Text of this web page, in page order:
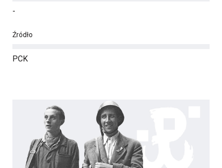
-
Źródło
PCK